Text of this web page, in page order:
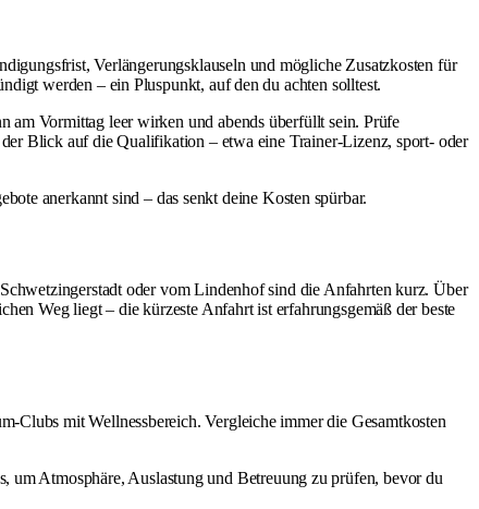
Verlängerungsklauseln und mögliche Zusatzkosten für
werden – ein Pluspunkt, auf den du achten solltest.
Vormittag leer wirken und abends überfüllt sein. Prüfe
Blick auf die Qualifikation – etwa eine Trainer-Lizenz, sport- oder
anerkannt sind – das senkt deine Kosten spürbar.
oder vom Lindenhof sind die Anfahrten kurz. Über
Weg liegt – die kürzeste Anfahrt ist erfahrungsgemäß der beste
Clubs mit Wellnessbereich. Vergleiche immer die Gesamtkosten
um Atmosphäre, Auslastung und Betreuung zu prüfen, bevor du